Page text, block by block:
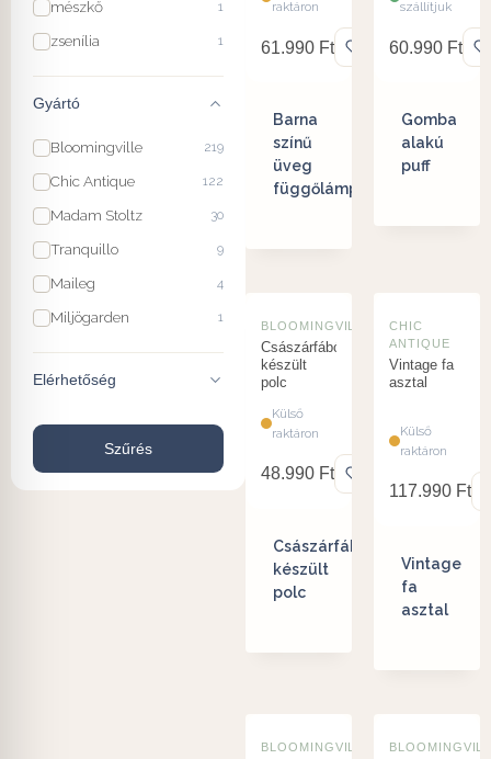
mészkő 1
zsenília 1
Gyártó
Bloomingville 219
Chic Antique 122
Madam Stoltz 30
Tranquillo 9
Maileg 4
Miljögarden 1
Elérhetőség
Szűrés
raktáron
61.990 Ft
Barna
színű
üveg
függőlámpa
szállítjuk
60.990 Ft
Gomba
alakú
puff
BLOOMINGVILLE
Császárfából
készült
polc
Külső
raktáron
48.990 Ft
Császárfából
készült
polc
CHIC
ANTIQUE
Vintage fa
asztal
Külső
raktáron
117.990 Ft
Vintage
fa
asztal
BLOOMINGVILLE